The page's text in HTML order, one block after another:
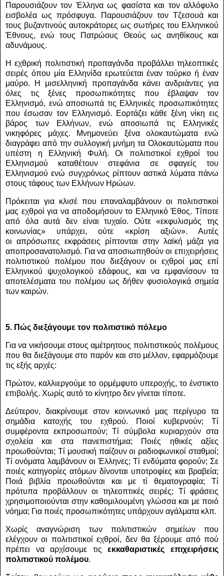
Παρουσιάζουν τον Έλληνα ως φασίστα και τον αλλόφυλο
εισβολέα ως πρόσφυγα. Παρουσιάζουν τον Τζεσουά και
τους βυζαντινούς αυτοκράτορες ως σωτήρες του Ελληνικού
Έθνους, ενώ τους Πατρώους Θεούς ως ανηθίκους και
αδυνάμους.
Η εχθρική πολιτιστική προπαγάνδα προβάλλει τηλεοπτικές
σειρές όπου μία Ελληνίδα ερωτεύεται έναν τούρκο ή έναν
μαύρο. Η μισελληνική προπαγάνδα κάνει ανδριάντες για
όλες τις ξένες προσωπικότητες που έβλαψαν τον
Ελληνισμό, ενώ αποσιωπά τις Ελληνικές προσωπικότητες
που έσωσαν τον Ελληνισμό. Εορτάζει κάθε ξένη νίκη εις
βάρος των Ελλήνων, ενώ αποσιωπά τις Ελληνικές
νικηφόρες μάχες. Μνημονεύει ξένα ολοκαυτώματα ενώ
διαγράφει από την συλλογική μνήμη τα Ολοκαυτώματα που
υπέστη η Ελληνική Φυλή. Οι πολιτιστικοί εχθροί του
Ελληνισμού καταθέτουν στεφάνια σε σφαγείς του
Ελληνισμού ενώ συγχρόνως ρίπτουν αστικά λύματα πάνω
στους τάφους των Ελλήνων Ηρώων.
Πρόκειται για κλισέ που επαναλαμβάνουν οι πολιτιστικοί
μας εχθροί για να αποδομήσουν το Ελληνικό Έθος. Τίποτε
από όλα αυτά δεν είναι τυχαίο. Ούτε «εκφυλισμός της
κοινωνίας» υπάρχει, ούτε «κρίση αξιών». Αυτές
οι απρόσωπες εκφράσεις ρίπτονται στην λαϊκή μάζα για
αποπροσανατολισμό. Για να αποσιωπηθούν οι επιχειρήσεις
πολιτιστικού πολέμου που διεξάγουν οι εχθροί μας επί
Ελληνικού ψυχολογικού εδάφους, και να εμφανίσουν τα
αποτελέσματα του πολέμου ως δήθεν φυσιολογικά σημεία
των καιρών.
5. Πώς διεξάγουμε τον πολιτιστικό πόλεμο
Για να νικήσουμε στους αμέτρητους πολιτιστικούς πολέμους
που θα διεξάγουμε στο παρόν και στο μέλλον, εφαρμόζουμε
τις εξής αρχές:
Πρώτον, καλλιεργούμε το ορμέμφυτο υπεροχής, το ένστικτο
επιβολής. Χωρίς αυτό το κίνητρο δεν γίνεται τίποτε.
Δεύτερον, διακρίνουμε στον κοινωνικό μας περίγυρο τα
σημάδια κατοχής του εχθρού. Ποιοί κυβερνούν; Τί
συμφέροντα εκπροσωπούν; Τί σύμβολα κυριαρχούν στα
σχολεία και στα πανεπιστήμια; Ποιές ηθικές αξίες
προωθούνται; Τί μουσική παίζουν οι ραδιοφωνικοί σταθμοί;
Τί ονόματα λαμβάνουν οι Έλληνες; Τί ενδύματα φορούν; Σε
ποιές κατηγορίες ατόμων δίνονται υποτροφίες και βραβεία;
Ποιά βιβλία προωθούνται και με τί θεματογραφία; Τί
πρότυπα προβάλλουν οι τηλεοπτικές σειρές; Τί φράσεις
χρησιμοποιούνται στην καθομιλουμένη γλώσσα και με ποιό
νόημα; Για ποιές προσωπικότητες υπάρχουν αγάλματα κλπ.
Χωρίς αναγνώριση των πολιτιστικών σημείων που
ελέγχουν οι πολιτιστικοί εχθροί, δεν θα ξέρουμε από πού
πρέπει να αρχίσουμε τιςεκκαθαριστικές επιχειρήσεις
πολιτιστικού πολέμου.